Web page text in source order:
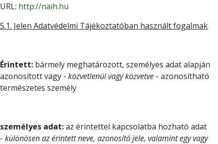
URL: http://naih.hu
5.1. Jelen Adatvédelmi Tájékoztatóban használt fogalmak
Érintett: bármely meghatározott, személyes adat alapján
azonosított vagy - közvetlenül vagy közvetve - azonosítható
természetes személy
személyes adat:az érintettel kapcsolatba hozható adat
- különösen az érintett neve, azonosító jele, valamint egy vagy